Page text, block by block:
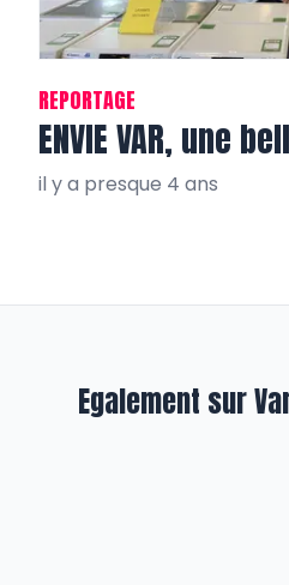
REPORTAGE
ENVIE VAR, une
il y a presque 4 ans
Egalement sur